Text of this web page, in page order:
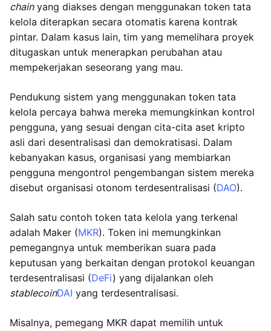
chainyang diakses dengan menggunakan token tata
kelola diterapkan secara otomatis karena kontrak
pintar. Dalam kasus lain, tim yang memelihara proyek
ditugaskan untuk menerapkan perubahan atau
mempekerjakan seseorang yang mau.
Pendukung sistem yang menggunakan token tata
kelola percaya bahwa mereka memungkinkan kontrol
pengguna, yang sesuai dengan cita-cita aset kripto
asli dari desentralisasi dan demokratisasi. Dalam
kebanyakan kasus, organisasi yang membiarkan
pengguna mengontrol pengembangan sistem mereka
disebut organisasi otonom terdesentralisasi (DAO).
Salah satu contoh token tata kelola yang terkenal
adalah Maker (MKR). Token ini memungkinkan
pemegangnya untuk memberikan suara pada
keputusan yang berkaitan dengan protokol keuangan
terdesentralisasi (DeFi) yang dijalankan oleh
stablecoinDAI yang terdesentralisasi.
Misalnya, pemegang MKR dapat memilih untuk